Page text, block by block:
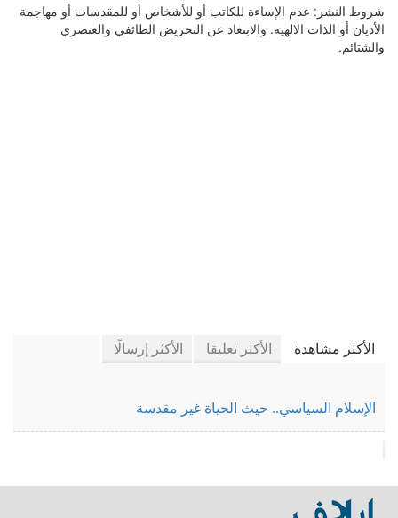
شروط النشر: عدم الإساءة للكاتب أو للأشخاص أو للمقدسات أو مهاجمة
الأديان أو الذات الالهية. والابتعاد عن التحريض الطائفي والعنصري
والشتائم.
الأكثر مشاهدة الأكثر تعليقا الأكثر إرسالًا
الإسلام السياسي.. حيث الحياة غير مقدسة